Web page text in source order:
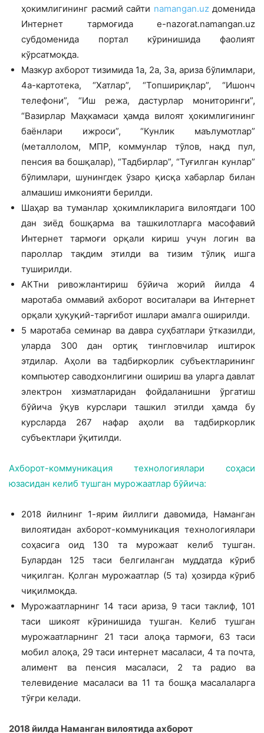
ҳокимлигининг расмий сайти namangan.uzдоменида
Интернет тармоғида e-nazorat.namangan.uz
субдоменида портал кўринишида фаолият
кўрсатмоқда.
Мазкур ахборот тизимида 1а, 2а, 3а, ариза бўлимлари,
4а-картотека, “Хатлар”, “Топшириқлар”, “Ишонч
телефони”, “Иш режа, дастурлар мониторинги”,
“Вазирлар Маҳкамаси ҳамда вилоят ҳокимлигининг
баёнлари ижроси”, “Кунлик маълумотлар”
(металлолом, МПР, коммунлар тўлов, нақд пул,
пенсия ва бошқалар), “Тадбирлар”, “Туғилган кунлар”
бўлимлари, шунингдек ўзаро қисқа хабарлар билан
алмашиш имконияти берилди.
Шаҳар ва туманлар ҳокимликларига вилоятдаги 100
дан зиёд бошқарма ва ташкилотларга масофавий
Интернет тармоғи орқали кириш учун логин ва
пароллар тақдим этилди ва тизим тўлиқ ишга
туширилди.
АКТни ривожлантириш бўйича жорий йилда 4
маротаба оммавий ахборот воситалари ва Интернет
орқали ҳуқуқий-тарғибот ишлари амалга оширилди.
5 маротаба семинар ва давра суҳбатлари ўтказилди,
уларда 300 дан ортиқ тингловчилар иштирок
этдилар. Аҳоли ва тадбиркорлик субъектларининг
компьютер саводхонлигини ошириш ва уларга давлат
электрон хизматларидан фойдаланишни ўргатиш
бўйича ўқув курслари ташкил этилди ҳамда бу
курсларда 267 нафар аҳоли ва тадбиркорлик
субъектлари ўқитилди.
Ахборот-коммуникация технологиялари соҳаси
юзасидан келиб тушган мурожаатлар бўйича:
2018 йилнинг 1-ярим йиллиги давомида, Наманган
вилоятидан ахборот-коммуникация технологиялари
соҳасига оид 130 та мурожаат келиб тушган.
Булардан 125 таси белгиланган муддатда кўриб
чиқилган. Қолган мурожаатлар (5 та) ҳозирда кўриб
чиқилмоқда.
Мурожаатларнинг 14 таси ариза, 9 таси таклиф, 101
таси шикоят кўринишида тушган. Келиб тушган
мурожаатларнинг 21 таси алоқа тармоғи, 63 таси
мобил алоқа, 29 таси интернет масаласи, 4 та почта,
алимент ва пенсия масаласи, 2 та радио ва
телевидение масаласи ва 11 та бошқа масалаларга
тўғри келади.
2018 йилда Наманган вилоятида ахборот